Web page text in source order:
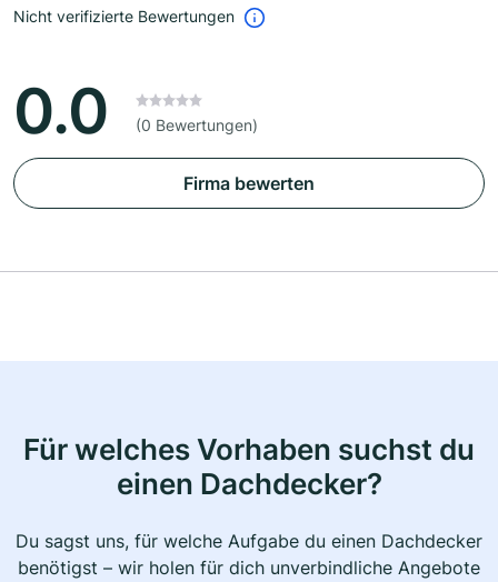
Nicht verifizierte Bewertungen
0.0 (0 Bewertungen)
Firma bewerten
Für welches Vorhaben suchst du
einen Dachdecker?
Du sagst uns, für welche Aufgabe du einen Dachdecker
benötigst – wir holen für dich unverbindliche Angebote